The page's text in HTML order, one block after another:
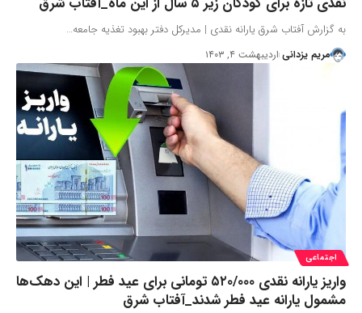
به گزارش آفتاب شرق یارانه نقدی | مدیرکل دفتر بهبود تغذیه جامعه…
مریم یزدانی اردیبهشت ۴, ۱۴۰۳
اجتماعی
واریز یارانه نقدی ۵۲۰/۰۰۰ تومانی برای عید فطر | این دهک‌ها
مشمول یارانه عید فطر شدند_آفتاب شرق